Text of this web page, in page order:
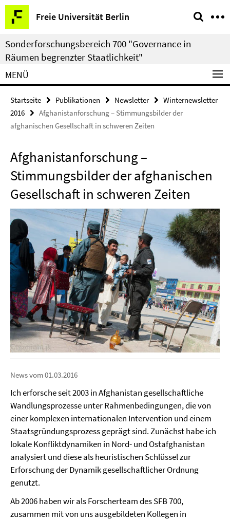
Springe
direkt
zu
Inhalt
Freie Universität Berlin
Service-
Navigation
Sonderforschungsbereich 700 "Governance in
Räumen begrenzter Staatlichkeit"
MENÜ
Startseite Publikationen Newsletter
Winternewsletter
2016
Afghanistanforschung – Stimmungsbilder der
afghanischen Gesellschaft in schweren Zeiten
Afghanistanforschung –
Stimmungsbilder der afghanischen
Gesellschaft in schweren Zeiten
News vom 01.03.2016
Ich erforsche seit 2003 in Afghanistan gesellschaftliche
Wandlungsprozesse unter Rahmenbedingungen, die von
einer komplexen internationalen Intervention und einem
Staatsgründungsprozess geprägt sind. Zunächst habe ich
lokale Konfliktdynamiken in Nord- und Ostafghanistan
analysiert und diese als heuristischen Schlüssel zur
Erforschung der Dynamik gesellschaftlicher Ordnung
genutzt.
Ab 2006 haben wir als Forscherteam des SFB 700,
zusammen mit von uns ausgebildeten Kollegen in